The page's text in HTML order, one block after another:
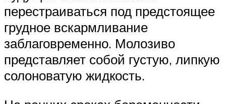
перестраиваться под предстоящее
грудное вскармливание
заблаговременно. Молозиво
представляет собой густую, липкую
солоноватую жидкость.